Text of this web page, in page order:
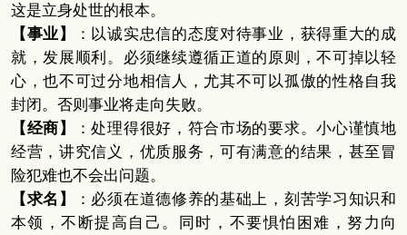
这是立身处世的根本。
【事业】
：以诚实忠信的态度对待事业，获得重大的成
就，发展顺利。必须继续遵循正道的原则，不可掉以轻
心，也不可过分地相信人，尤其不可以孤傲的性格自我
封闭。否则事业将走向失败。
【经商】
：处理得很好，符合市场的要求。小心谨慎地
经营，讲究信义，优质服务，可有满意的结果，甚至冒
险犯难也不会出问题。
【求名】
：必须在道德修养的基础上，刻苦学习知识和
本领，不断提高自己。同时，不要惧怕困难，努力向